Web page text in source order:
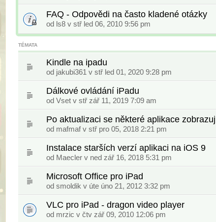
FAQ - Odpovědi na často kladené otázky
od ls8 v stř led 06, 2010 9:56 pm
TÉMATA
Kindle na ipadu
od jakubi361 v stř led 01, 2020 9:28 pm
Dálkové ovládání iPadu
od Vset v stř zář 11, 2019 7:09 am
Po aktualizaci se některé aplikace
od mafmafv stř pro 05, 2018 2:21 pm
Instalace starších verzí aplikaci na iOS 9
od Maecler v ned zář 16, 2018 5:31 pm
Microsoft Office pro iPad
od smoldik v úte úno 21, 2012 3:32 pm
VLC pro iPad - dragon video player
od mrzic v čtv zář 09, 2010 12:06 pm